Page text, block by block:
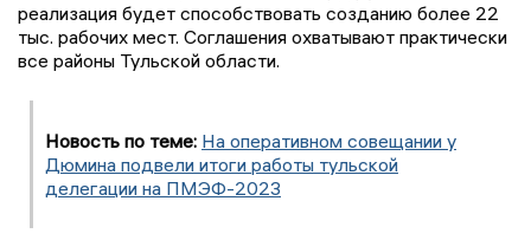
реализация будет способствовать созданию более 22
тыс. рабочих мест. Соглашения охватывают практически
все районы Тульской области.
Новость по теме: На оперативном совещании у
Дюмина подвели итоги работы тульской
делегации на ПМЭФ-2023